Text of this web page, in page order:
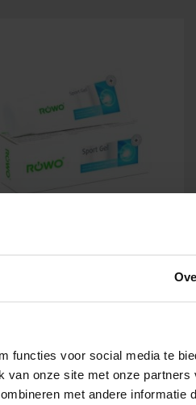
functies voor social media te
van onze site met onze partners
met andere informatie
Sport-Gel 100 ml
8,50€Inkl. MwSt.